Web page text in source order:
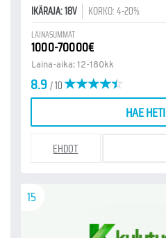
IKÄRAJA: 18V KORKO: 4-20%
LAINASUMMAT
1000-70000€
Laina-aika: 12-180kk
8.9/ 10
HAE HETI
EHDOT
15